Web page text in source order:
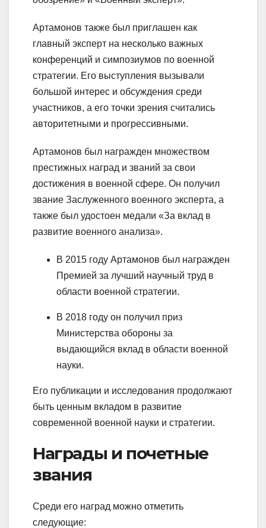
Артамонов также был приглашен как
главный эксперт на несколько важных
конференций и симпозиумов по военной
стратегии. Его выступления вызывали
большой интерес и обсуждения среди
участников, а его точки зрения считались
авторитетными и прогрессивными.
Артамонов был награжден множеством
престижных наград и званий за свои
достижения в военной сфере. Он получил
звание Заслуженного военного эксперта, а
также был удостоен медали «За вклад в
развитие военного анализа».
В 2015 году Артамонов был награжден
Премией за лучший научный труд в
области военной стратегии.
В 2018 году он получил приз
Министерства обороны за
выдающийся вклад в области военной
науки.
Его публикации и исследования продолжают
быть ценным вкладом в развитие
современной военной науки и стратегии.
Награды и почетные
звания
Среди его наград можно отметить
следующие: